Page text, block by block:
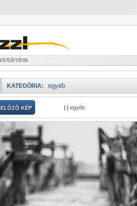
KATEGÓRIA: egyéb
ELŐZŐ KÉP | | egyéb